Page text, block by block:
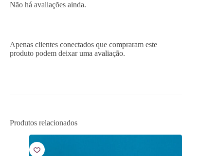
Não há avaliações ainda.
Apenas clientes conectados que compraram este
produto podem deixar uma avaliação.
Produtos relacionados